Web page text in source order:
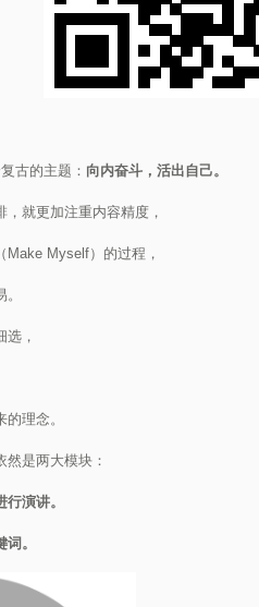
古的主题： 向内奋斗，活出自己。
就更加注重内容精度，
Myself）的过程，
选，
理念。
是两大模块：
演讲。
。